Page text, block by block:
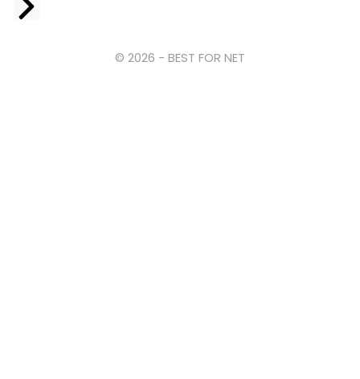
© 2026 - BEST FOR NET